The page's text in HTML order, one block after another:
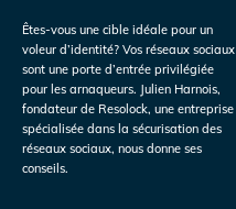
Êtes-vous une cible idéale pour un
voleur d’identité? Vos réseaux sociaux
sont une porte d’entrée privilégiée
pour les arnaqueurs. Julien Harnois,
fondateur de Resolock, une entreprise
spécialisée dans la sécurisation des
réseaux sociaux, nous donne ses
conseils.